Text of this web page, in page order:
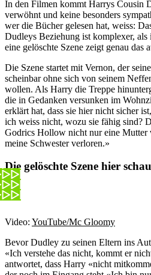
In den Filmen kommt Harrys Cousin
verwöhnt und keine besonders
wer die Bücher gelesen hat, weiss:
Dudleys Beziehung ist komplexer,
eine gelöschte Szene zeigt genau das
Die Szene startet mit Vernon, der
scheinbar ohne sich von seinem
wollen. Als Harry die Treppe
die in Gedanken versunken im
erklärt hat, dass sie hier nicht sicher
ich weiss nicht, wozu sie fähig sind?
Godrics Hollow nicht nur eine Mutter
meine Schwester verloren.»
Die gelöschte Szene hier
Video: YouTube/Mc Gloomy
Bevor Dudley zu seinen Eltern ins
«Ich verstehe das nicht, kommt er
antwortet, dass Harry «nicht